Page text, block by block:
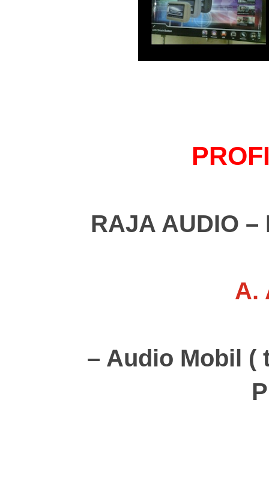
RAJA AUDIO
A.
– Audio Mobil (